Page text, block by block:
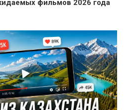
фильмов 2026 года